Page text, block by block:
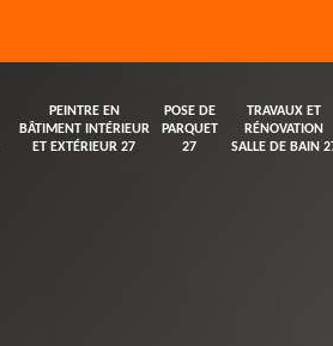
PEINTRE EN
BÂTIMENT INTÉRIEUR
ET EXTÉRIEUR 27
POSE DE
PARQUET
27
TRAVAUX ET
RÉNOVATION
SALLE DE BAIN